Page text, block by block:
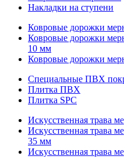
Накладки на ступени
Ковровые дорожки
Ковровые дорожки
10 мм
Ковровые дорожки
Специальные ПВХ
Плитка ПВХ
Плитка SPC
Искуccтвенная трава
Искусственная трава
35 мм
Искусственная трава